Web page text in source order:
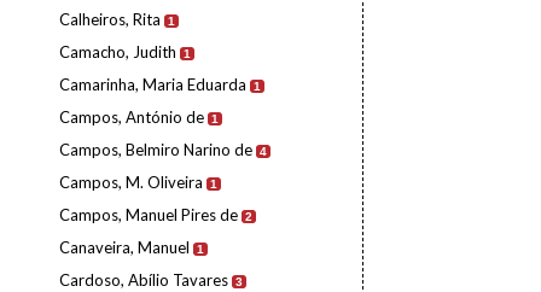
Calheiros, Rita 1
Camacho, Judith 1
Camarinha, Maria Eduarda 1
Campos, António de 1
Campos, Belmiro Narino de 4
Campos, M. Oliveira 1
Campos, Manuel Pires de 2
Canaveira, Manuel 1
Cardoso, Abílio Tavares 3